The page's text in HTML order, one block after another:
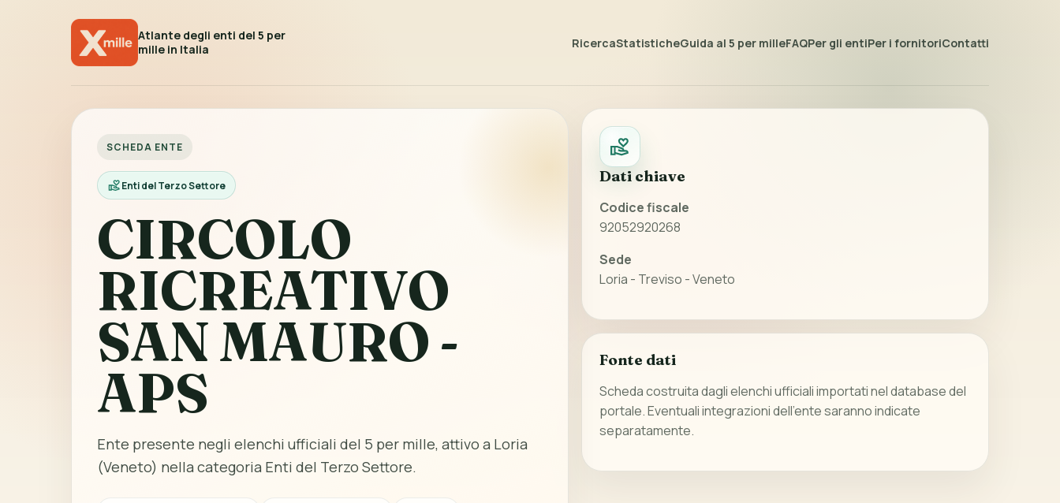
Atlante degli enti del 5 per
mille in Italia
RicercaStatisticheGuida al 5 per milleFAQPer gli entiPer i fornitoriContatti
SCHEDA ENTE
Enti del Terzo Settore
CIRCOLO
RICREATIVO
SAN MAURO -
APS
Ente presente negli elenchi ufficiali del 5 per mille, attivo a Loria
(Veneto) nella categoria Enti del Terzo Settore.
Dati chiave
Codice fiscale
92052920268
Sede
Loria - Treviso - Veneto
Fonte dati
Scheda costruita dagli elenchi ufficiali importati nel database del
portale. Eventuali integrazioni dell’ente saranno indicate
separatamente.